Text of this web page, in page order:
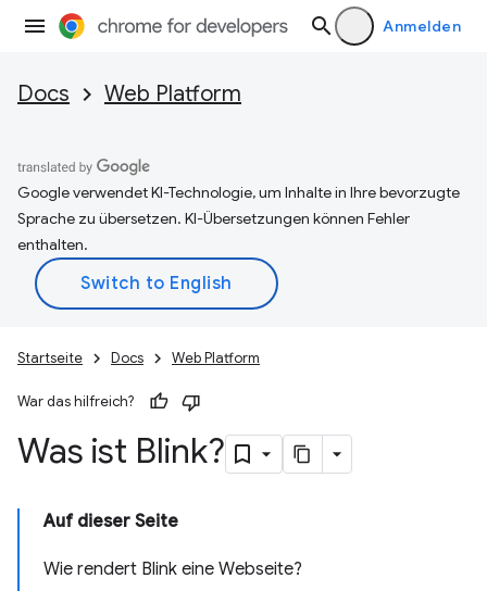
Anmelden
Docs Web Platform
Google verwendet KI-Technologie, um Inhalte in Ihre bevorzugte
Sprache zu übersetzen. KI-Übersetzungen können Fehler
enthalten.
Startseite Docs Web Platform
War das hilfreich?
Was ist Blink?
Auf dieser Seite
Wie rendert Blink eine Webseite?